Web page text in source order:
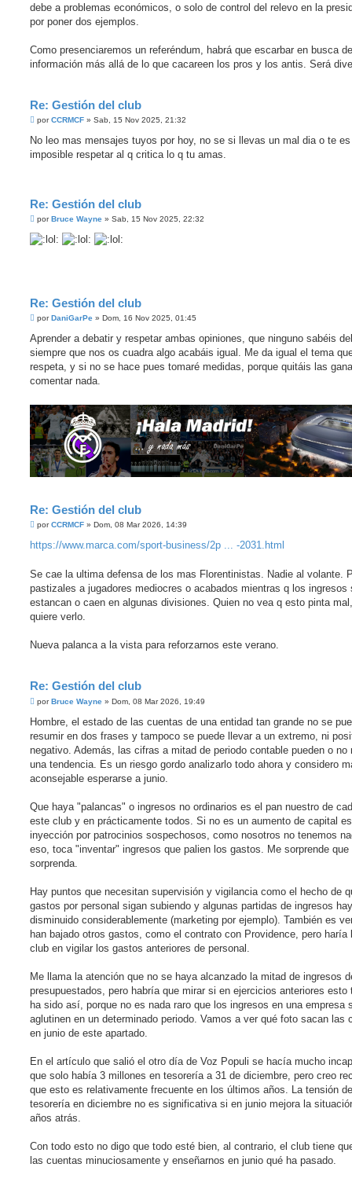
debe a problemas económicos, o solo de control del relevo en la
por poner dos ejemplos.
Como presenciaremos un referéndum, habrá que escarbar en busca de
información más allá de lo que cacareen los pros y los antis. Será
Re: Gestión del club
M
n
a
porCCRMCF » Sab, 15 Nov 2025, 21:32
No leo mas mensajes tuyos por hoy, no se si llevas un mal dia o te es
imposible respetar al q critica lo q tu amas.
Re: Gestión del club
M
n
s
porBruce Wayne » Sab, 15 Nov 2025, 22:32
Re: Gestión del club
M
n
s
a
j
porDaniGarPe » Dom, 16 Nov 2025, 01:45
Aprender a debatir y respetar ambas opiniones, que ninguno sabéis
siempre que nos os cuadra algo acabáis igual. Me da igual el tema
respeta, y si no se hace pues tomaré medidas, porque quitáis las
comentar nada.
Re: Gestión del club
M
n
j
e
porCCRMCF » Dom, 08 Mar 2026, 14:39
https://www.marca.com/sport-business/2p ... -2031.html
Se cae la ultima defensa de los mas Florentinistas. Nadie al volante.
pastizales a jugadores mediocres o acabados mientras q los ingresos
estancan o caen en algunas divisiones. Quien no vea q esto pinta
quiere verlo.
Nueva palanca a la vista para reforzarnos este verano.
Re: Gestión del club
M
n
a
j
porBruce Wayne » Dom, 08 Mar 2026, 19:49
Hombre, el estado de las cuentas de una entidad tan grande no se
resumir en dos frases y tampoco se puede llevar a un extremo, ni
negativo. Además, las cifras a mitad de periodo contable pueden o no
una tendencia. Es un riesgo gordo analizarlo todo ahora y considero
aconsejable esperarse a junio.
Que haya "palancas" o ingresos no ordinarios es el pan nuestro de
este club y en prácticamente todos. Si no es un aumento de capital
inyección por patrocinios sospechosos, como nosotros no tenemos
eso, toca "inventar" ingresos que palien los gastos. Me sorprende que
sorprenda.
Hay puntos que necesitan supervisión y vigilancia como el hecho de
gastos por personal sigan subiendo y algunas partidas de ingresos
disminuido considerablemente (marketing por ejemplo). También es
han bajado otros gastos, como el contrato con Providence, pero haría
club en vigilar los gastos anteriores de personal.
Me llama la atención que no se haya alcanzado la mitad de ingresos
presupuestados, pero habría que mirar si en ejercicios anteriores esto
ha sido así, porque no es nada raro que los ingresos en una empresa
aglutinen en un determinado periodo. Vamos a ver qué foto sacan las
en junio de este apartado.
En el artículo que salió el otro día de Voz Populi se hacía mucho
que solo había 3 millones en tesorería a 31 de diciembre, pero creo
que esto es relativamente frecuente en los últimos años. La tensión de
tesorería en diciembre no es significativa si en junio mejora la
años atrás.
Con todo esto no digo que todo esté bien, al contrario, el club tiene
las cuentas minuciosamente y enseñarnos en junio qué ha pasado.